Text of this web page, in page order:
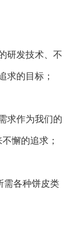
研发技术、不
求的目标；
求作为我们的
懈的追求；
各种饼皮类